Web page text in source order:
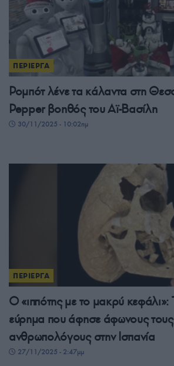
ΠΕΡΙΕΡΓΑ
Ρομπότ λένε τα κάλαντα στη
Pepper βοηθός του Αϊ-Βασίλη
30/11/2025 - 10:02πμ
ΠΕΡΙΕΡΓΑ
Ο «ιππότης με το μακρύ
εύρημα που άφησε άφωνους τους
ανθρωπολόγους στην Ισπανία
27/11/2025 - 2:47μμ